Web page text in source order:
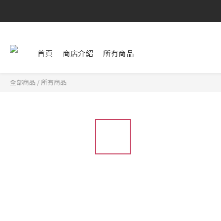
首頁 商店介紹 所有商品
全部商品 / 所有商品